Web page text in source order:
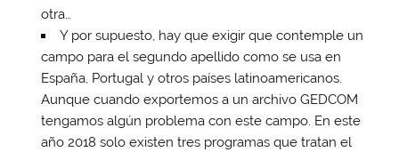
otra…
Y por supuesto, hay que exigir que contemple un
campo para el segundo apellido como se usa en
España, Portugal y otros países latinoamericanos.
Aunque cuando exportemos a un archivo GEDCOM
tengamos algún problema con este campo. En este
año 2018 solo existen tres programas que tratan el